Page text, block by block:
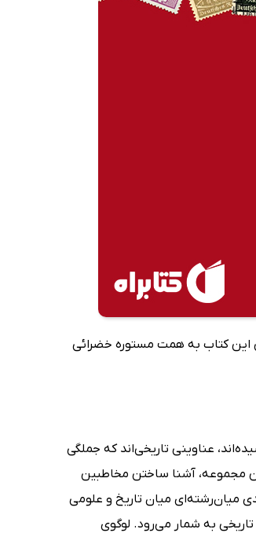
2005 به انتشار رسید. ترجمه‌ی فارسی این کتاب به همت مستوره خضرائی
عناوینی تاریخی‌اند که جملگی
مجموعه، آشنا ساختن مخاطبین
میان‌رشته‌ای میان تاریخ و علومی
به شمار می‌رود. لوگوی